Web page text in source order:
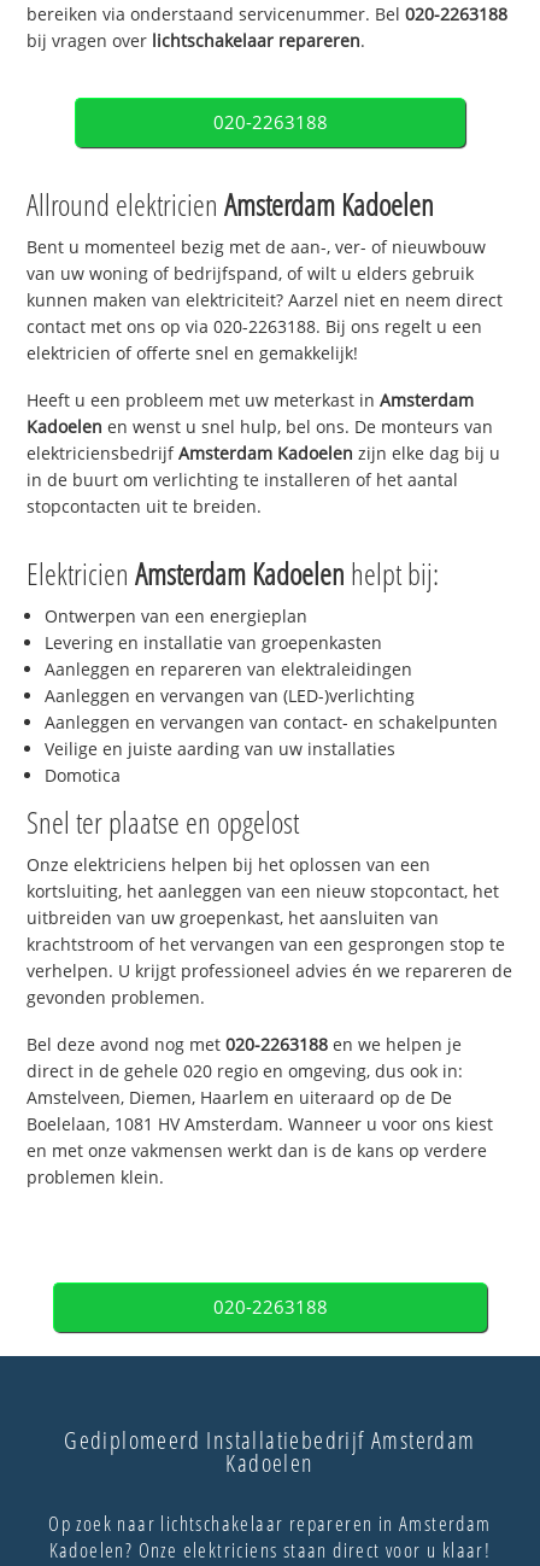
bereiken via onderstaand servicenummer. Bel020-2263188
bij vragen over lichtschakelaar repareren.
020-2263188
Allround elektricienAmsterdam Kadoelen
Bent u momenteel bezig met de aan-, ver- of nieuwbouw
van uw woning of bedrijfspand, of wilt u elders gebruik
kunnen maken van elektriciteit? Aarzel niet en neem direct
contact met ons op via 020-2263188. Bij ons regelt u een
elektricien of offerte snel en gemakkelijk!
Heeft u een probleem met uw meterkast inAmsterdam
Kadoelen en wenst u snel hulp, bel ons. De monteurs van
elektriciensbedrijfAmsterdam Kadoelen zijn elke dag bij u
in de buurt om verlichting te installeren of het aantal
stopcontacten uit te breiden.
ElektricienAmsterdam Kadoelen helpt bij:
Ontwerpen van een energieplan
Levering en installatie van groepenkasten
Aanleggen en repareren van elektraleidingen
Aanleggen en vervangen van (LED-)verlichting
Aanleggen en vervangen van contact- en schakelpunten
Veilige en juiste aarding van uw installaties
Domotica
Snel ter plaatse en opgelost
Onze elektriciens helpen bij het oplossen van een
kortsluiting, het aanleggen van een nieuw stopcontact, het
uitbreiden van uw groepenkast, het aansluiten van
krachtstroom of het vervangen van een gesprongen stop te
verhelpen. U krijgt professioneel advies én we repareren de
gevonden problemen.
Bel deze avond nog met020-2263188 en we helpen je
direct in de gehele 020 regio en omgeving, dus ook in:
Amstelveen, Diemen, Haarlem en uiteraard op de De
Boelelaan, 1081 HV Amsterdam. Wanneer u voor ons kiest
en met onze vakmensen werkt dan is de kans op verdere
problemen klein.
020-2263188
Gediplomeerd Installatiebedrijf Amsterdam
Kadoelen
Op zoek naar lichtschakelaar repareren in Amsterdam
Kadoelen? Onze elektriciens staan direct voor u klaar!